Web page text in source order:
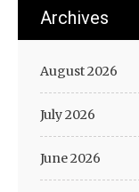
Archives
August 2026
July 2026
June 2026